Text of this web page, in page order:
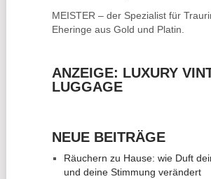
MEISTER – der Spezialist für
Eheringe aus Gold und Platin.
ANZEIGE: LUXURY
LUGGAGE
NEUE BEITRÄGE
Räuchern zu Hause: wie Duft
und deine Stimmung verändert